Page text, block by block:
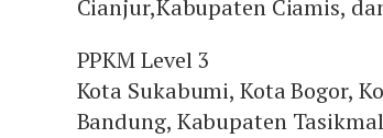
Cianjur,Kabupaten Ciamis,
PPKM Level 3
Kota Sukabumi, Kota Bogor,
Bandung, Kabupaten